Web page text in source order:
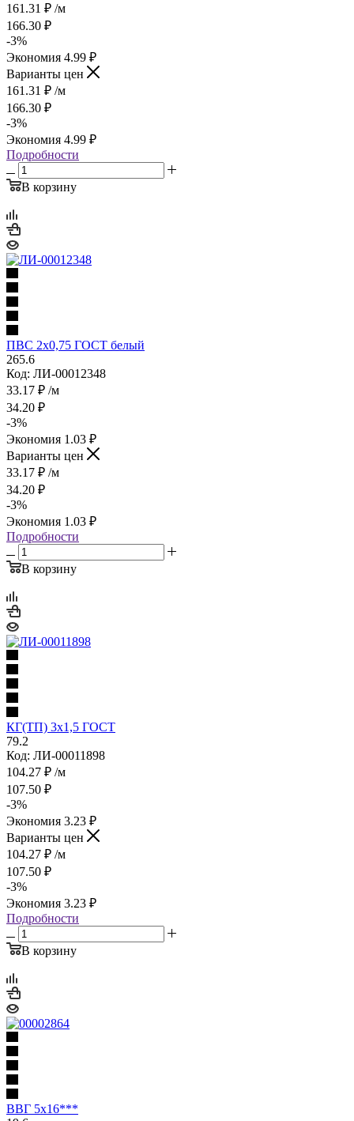
161.31 ₽ /м
166.30 ₽
-3%
Экономия 4.99 ₽
Варианты цен
161.31 ₽ /м
166.30 ₽
-3%
Экономия 4.99 ₽
Подробности
В корзину
ПВС 2х0,75 ГОСТ белый
265.6
Код: ЛИ-00012348
33.17 ₽ /м
34.20 ₽
-3%
Экономия 1.03 ₽
Варианты цен
33.17 ₽ /м
34.20 ₽
-3%
Экономия 1.03 ₽
Подробности
В корзину
КГ(ТП) 3х1,5 ГОСТ
79.2
Код: ЛИ-00011898
104.27 ₽ /м
107.50 ₽
-3%
Экономия 3.23 ₽
Варианты цен
104.27 ₽ /м
107.50 ₽
-3%
Экономия 3.23 ₽
Подробности
В корзину
ВВГ 5х16***